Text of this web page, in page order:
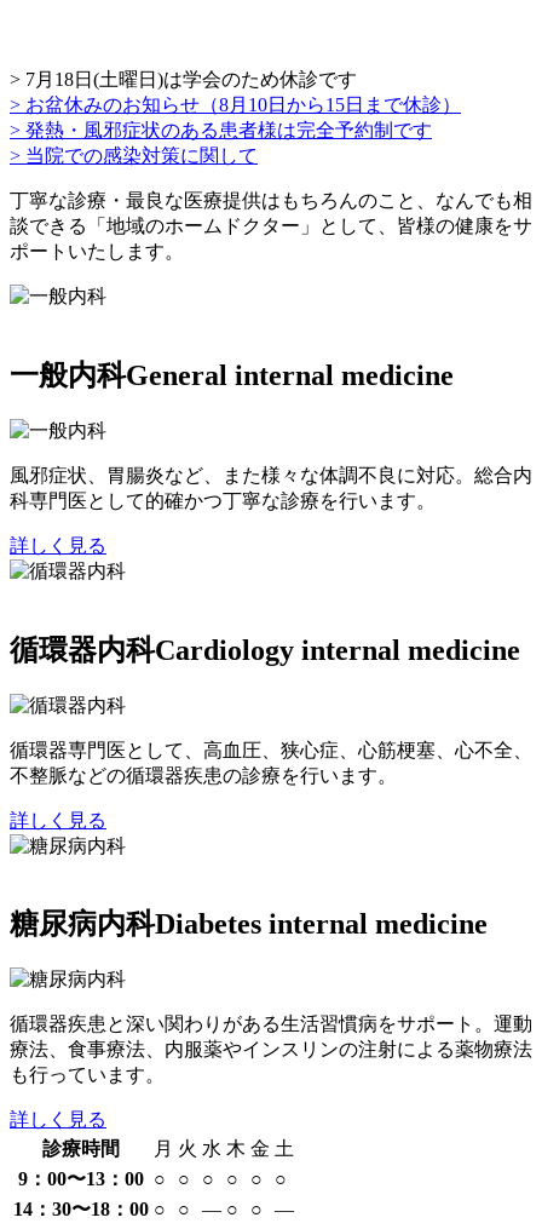
> 7月18日(土曜日)は学会のため休診です
> お盆休みのお知らせ（8月10日から15日まで休診）
> 発熱・風邪症状のある患者様は完全予約制です
> 当院での感染対策に関して
丁寧な診療・最良な医療提供はもちろんのこと、なんでも相
談できる「地域のホームドクター」として、皆様の健康をサ
ポートいたします。
一般内科General internal medicine
風邪症状、胃腸炎など、また様々な体調不良に対応。総合内
科専門医として的確かつ丁寧な診療を行います。
詳しく見る
循環器内科Cardiology internal medicine
循環器専門医として、高血圧、狭心症、心筋梗塞、心不全、
不整脈などの循環器疾患の診療を行います。
詳しく見る
糖尿病内科Diabetes internal medicine
循環器疾患と深い関わりがある生活習慣病をサポート。運動
療法、食事療法、内服薬やインスリンの注射による薬物療法
も行っています。
詳しく見る
診療時間
月 火 水 木 金 土
9：00〜13：00 ○ ○ ○ ○ ○
○
14：30〜18：00 ○ ○ ― ○ ○ ―